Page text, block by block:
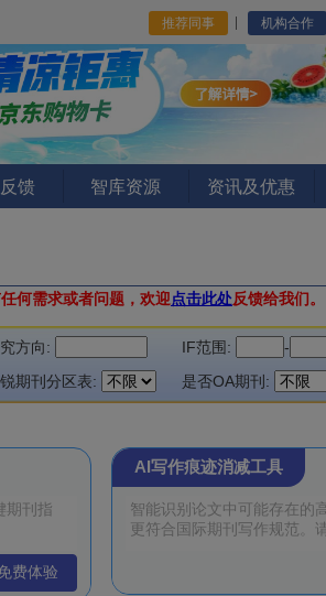
推荐同事 机构合作
馈 智库资源 资讯及优惠
何需求或者问题，欢迎点击此处反馈给我们。
方向: IF范围: -
期刊分区表: 是否OA期刊:
费体验
AI写作痕迹消减工具